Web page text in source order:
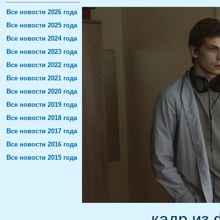
Все новости 2026 года
Все новости 2025 года
Все новости 2024 года
Все новости 2023 года
Все новости 2022 года
Все новости 2021 года
Все новости 2020 года
Все новости 2019 года
Все новости 2018 года
Все новости 2017 года
Все новости 2016 года
Все новости 2015 года